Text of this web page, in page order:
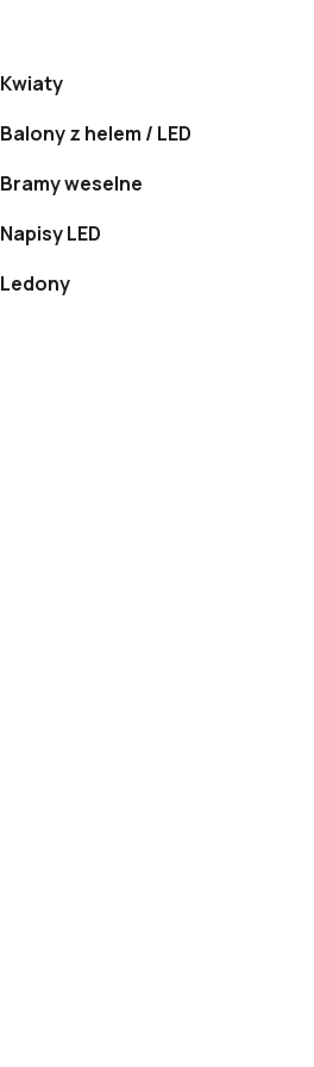
Kwiaty
Balony z helem / LED
Bramy weselne
Napisy LED
Ledony